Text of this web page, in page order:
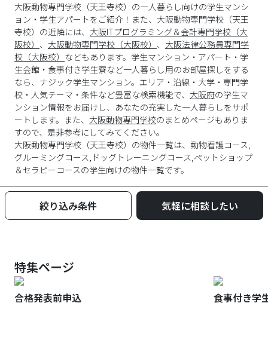
大阪動物専門学校（天王寺校）の一人暮らし向けの学生マンシ
ョン・学生アパートをご紹介！また、大阪動物専門学校（天王
寺校）の近隣には、 大阪ITプログラミング＆会計専門学校（大
阪校） 、 大阪動物専門学校（大阪校） 、 大阪法律公務員専門学
校（大阪校） などもあります。学生マンション・アパート・学
生会館・食事付き学生寮など一人暮らし用のお部屋探しをする
なら、ナジック学生マンション。エリア・沿線・大学・専門学
校・人気テーマ・条件など豊富な検索機能で、 大阪府の学生マ
ンション情報をお届けし、あなたの充実した一人暮らしをサポ
ートします。また、 大阪動物専門学校のまとめページもありま
すので、是非参考にしてみてください。
大阪動物専門学校 （天王寺校）の物件一覧は、 動物看護コース,
グルーミングコース,ドッグトレーニングコース,ペットショップ
＆セラピーコースの学生向けの物件一覧です。
絞り込み条件 気軽に相談したい
特集ページ
合格発表前申込 食事付き学